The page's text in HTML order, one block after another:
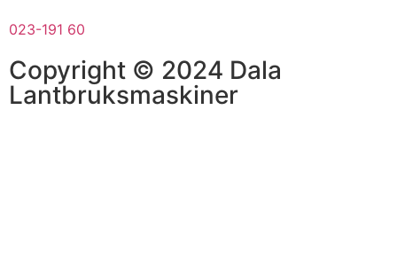
023-191 60
Copyright © 2024 Dala
Lantbruksmaskiner